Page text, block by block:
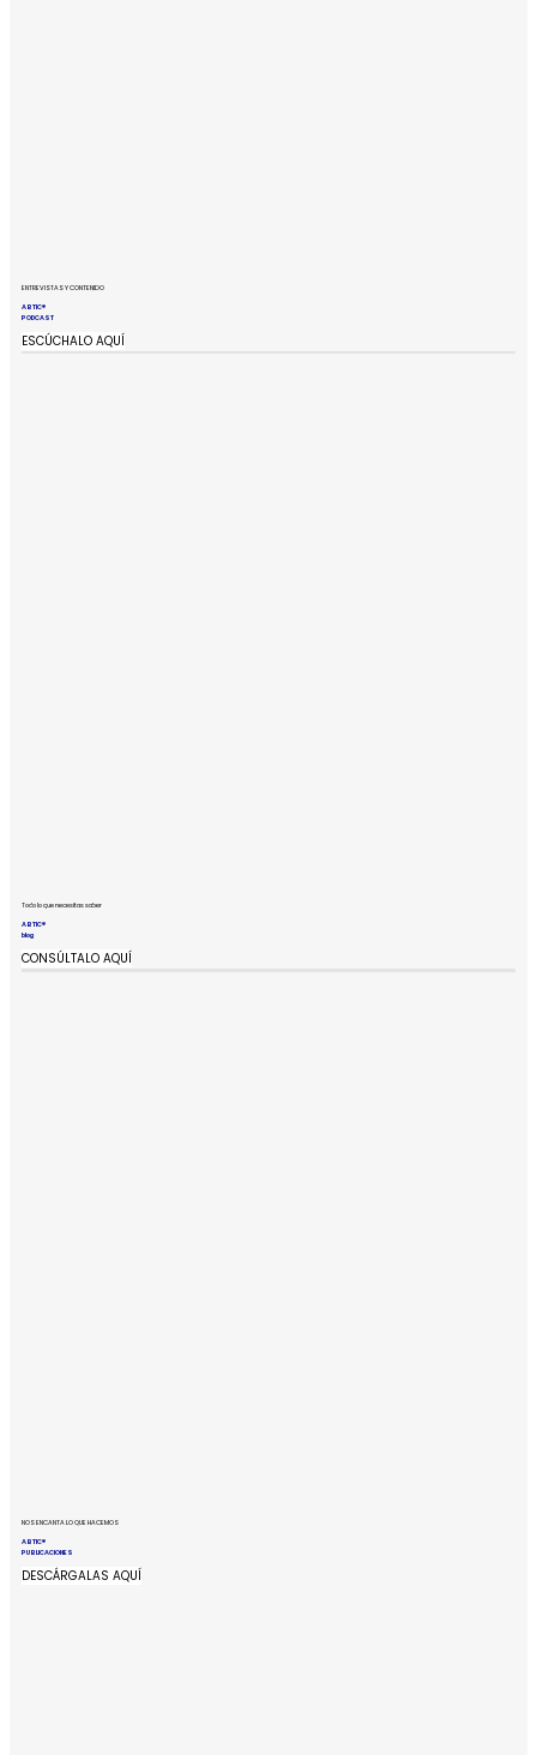
ENTREVISTAS Y CONTENIDO
ABTIC®
PODCAST
ESCÚCHALO AQUÍ
Todo lo que necesitas saber
ABTIC®
blog
CONSÚLTALO AQUÍ
NOS ENCANTA LO QUE HACEMOS
ABTIC®
PUBLICACIONES
DESCÁRGALAS AQUÍ